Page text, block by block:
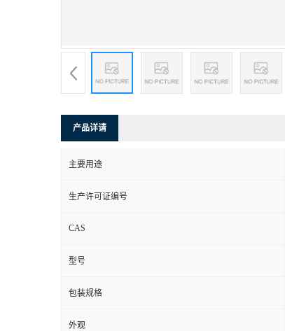
产品详请
主要用途
生产许可证编号
CAS
型号
包装规格
外观